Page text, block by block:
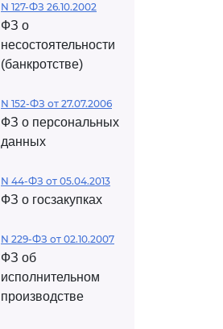
N 127-ФЗ 26.10.2002
ФЗ о
несостоятельности
(банкротстве)
N 152-ФЗ от 27.07.2006
ФЗ о персональных
данных
N 44-ФЗ от 05.04.2013
ФЗ о госзакупках
N 229-ФЗ от 02.10.2007
ФЗ об
исполнительном
производстве